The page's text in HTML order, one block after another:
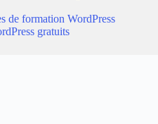
de formation WordPress
gratuits